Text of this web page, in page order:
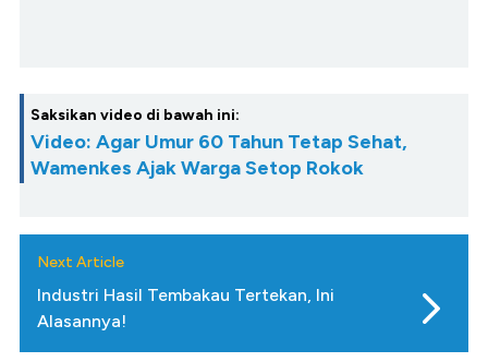
Saksikan video di bawah ini:
Video: Agar Umur 60 Tahun Tetap Sehat,
Wamenkes Ajak Warga Setop Rokok
Next Article
Industri Hasil Tembakau Tertekan, Ini
Alasannya!